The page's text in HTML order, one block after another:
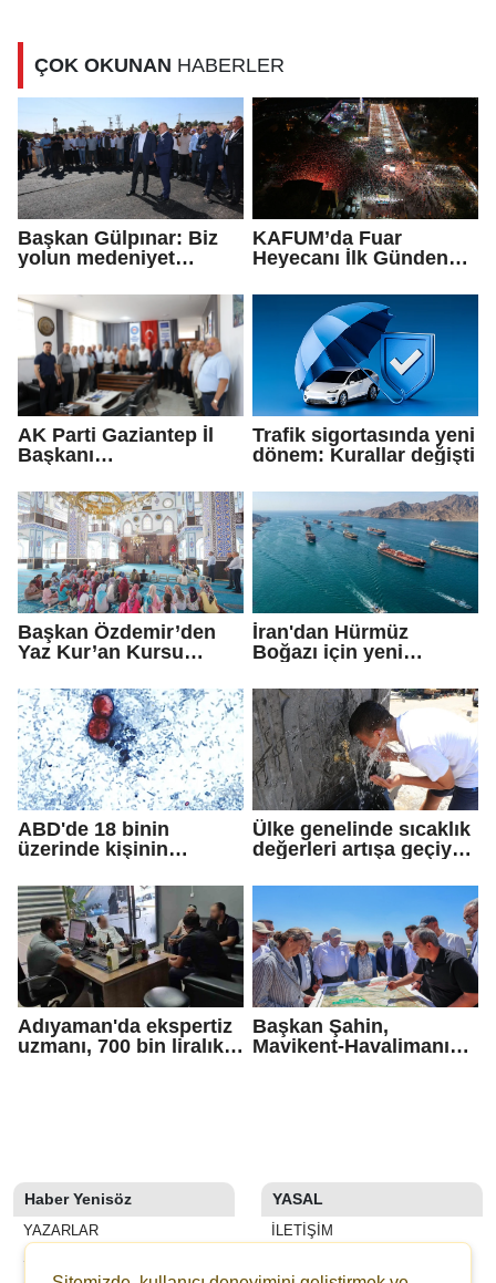
ziyaret: Gönül
köprülerini
güçlendirmeye devam
ÇOK OKUNAN HABERLER
Başkan Gülpınar: Biz
yolun medeniyet
KAFUM’da Fuar
Heyecanı İlk Günden
AK Parti Gaziantep İl
Başkanı
toplum kuruluşlarına
ziyaret: Gönül
köprülerini
güçlendirmeye devam
edeceğiz
Trafik sigortasında yeni
dönem: Kurallar değişti
Başkan Özdemir’den
Yaz Kur’an Kursu
İran'dan Hürmüz
Boğazı için yeni
ABD'de 18 binin
üzerinde kişinin
'siklosporiyazis'
salgını: 2 kişi hayatını
kaybetti
Ülke genelinde sıcaklık
değerleri artışa geçiyor:
görülecek
Adıyaman'da ekspertiz
uzmanı, 700 bin liralık
Başkan Şahin,
Mavikent-Havalimanı
Haber Yenisöz
YAZARLAR
SON DAKİKA
YASAL
İLETIŞIM